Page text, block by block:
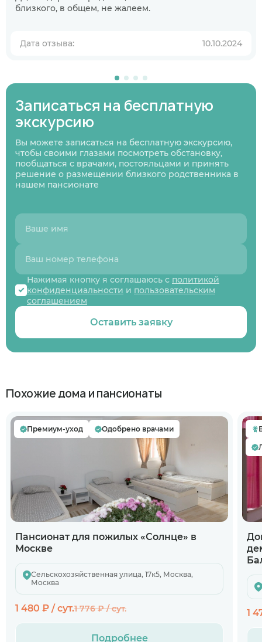
близкого, в общем, не жалеем.
Дата отзыва: 10.10.2024
Записаться на бесплатную
экскурсию
Вы можете записаться на бесплатную экскурсию,
чтобы своими глазами посмотреть обстановку,
пообщаться с врачами, постояльцами и принять
решение о размещении близкого родственника в
нашем пансионате
Нажимая кнопку я соглашаюсь с политикой
конфиденциальности и пользовательским
соглашением
Оставить заявку
Похожие дома и пансионаты
Премиум-уход Одобрено врачами
Пансионат для пожилых «Солнце» в
Москве
Сельскохозяйственная улица, 17к5, Москва,
Москва
1 480 ₽ / сут.1 776 ₽ / сут.
Подробнее
1
Когда планируете размещение в
В ближайшее время
Предыдущий вопрос
Следующий вопрос
01/07
Нажимая кнопку я соглашаюсьс политикой
конфиденциальности и пользовательским
соглашением
Оставить заявку
конфиденциальностии пользовательским
соглашением
Нажимая кнопку я соглашаюсь
конфиденциальностии пользовательским
соглашением
Записаться
Нажимая кнопку я соглашаюсь
конфиденциальностии пользовательским
соглашением
Записаться